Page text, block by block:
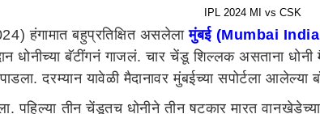
IPL 2024 MI vs CSK
हंगामात बहुप्रतिक्षित असलेलामुंबई (Mumbai
धोनीच्या बॅटींगनं गाजलं. चार चेंडू शिल्लक असताना
दरम्यान यावेळी मैदानावर मुंबईच्या सपोर्टला आलेल्या
पहिल्या तीन चेंडूतच धोनीने तीन षटकार मारत